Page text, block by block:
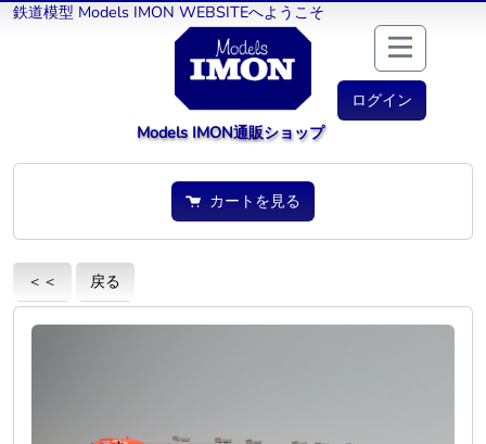
鉄道模型 Models IMON WEBSITEへようこそ
ログイン
Models IMON通販ショップ
カートを見る
＜＜ 戻る